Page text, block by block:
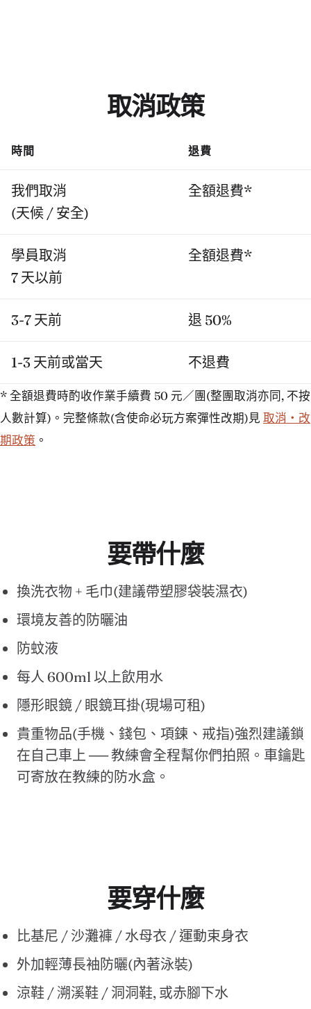
取消政策
時間 退費
我們取消
(天候 / 安全)
全額退費*
學員取消
7 天以前
全額退費*
3-7 天前 退 50%
1-3 天前或當天 不退費
* 全額退費時酌收作業手續費 50 元／團(整團取消亦同, 不按
人數計算)。完整條款(含使命必玩方案彈性改期)見 取消・改
期政策 。
要帶什麼
換洗衣物 + 毛巾(建議帶塑膠袋裝濕衣)
環境友善的防曬油
防蚊液
每人 600ml 以上飲用水
隱形眼鏡 / 眼鏡耳掛(現場可租)
貴重物品(手機、錢包、項鍊、戒指)強烈建議鎖
在自己車上 ── 教練會全程幫你們拍照。車鑰匙
可寄放在教練的防水盒。
要穿什麼
比基尼 / 沙灘褲 / 水母衣 / 運動束身衣
外加輕薄長袖防曬(內著泳裝)
涼鞋 / 溯溪鞋 / 洞洞鞋, 或赤腳下水